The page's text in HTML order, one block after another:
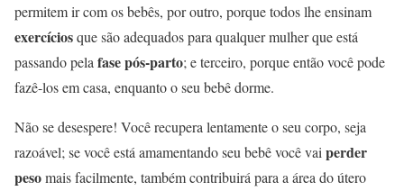
permitem ir com os bebês, por outro, porque todos lhe ensinam
exercíciosque são adequados para qualquer mulher que está
passando pela fase pós-parto; e terceiro, porque então você pode
fazê-los em casa, enquanto o seu bebê dorme.
Não se desespere! Você recupera lentamente o seu corpo, seja
razoável; se você está amamentando seu bebê você vai perder
pesomais facilmente, também contribuirá para a área do útero